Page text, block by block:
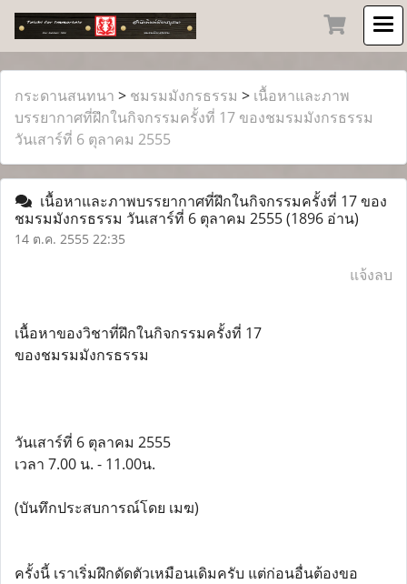
กระดานสนทนา > ชมรมมังกรธรรม > เนื้อหาและภาพ
บรรยากาศที่ฝึกในกิจกรรมครั้งที่ 17 ของชมรมมังกรธรรม
วันเสาร์ที่ 6 ตุลาคม 2555
เนื้อหาและภาพบรรยากาศที่ฝึกในกิจกรรมครั้งที่ 17 ของ
ชมรมมังกรธรรม วันเสาร์ที่ 6 ตุลาคม 2555(1896 อ่าน)
14 ต.ค. 2555 22:35
แจ้งลบ
เนื้อหาของวิชาที่ฝึกในกิจกรรมครั้งที่ 17
ของชมรมมังกรธรรม
วันเสาร์ที่ 6 ตุลาคม 2555
เวลา 7.00 น. - 11.00น.
(บันทึกประสบการณ์โดย เมฆ)
ครั้งนี้ เราเริ่มฝึกดัดตัวเหมือนเดิมครับ แต่ก่อนอื่นต้องขอ